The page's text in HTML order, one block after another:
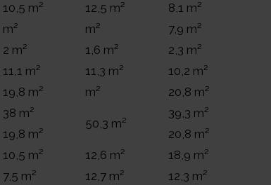
10,5 m² 12,5 m²
8,1 m²
m² m²
7,9 m²
2 m² 1,6 m²
2,3 m²
11,1 m² 11,3 m²
10,2 m²
19,8 m² m²
20,8 m²
38 m²
50,3 m²
39,3 m²
19,8 m²
20,8 m²
10,5 m² 12,6 m²
18,9 m²
7,5 m² 12,7 m²
12,3 m²